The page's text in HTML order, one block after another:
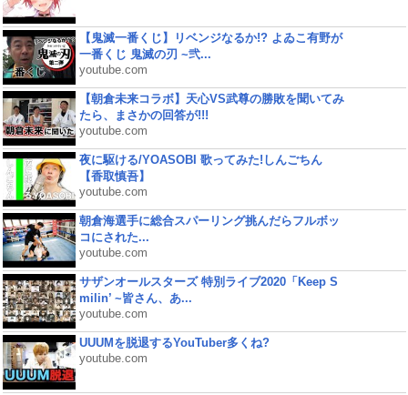
【鬼滅一番くじ】リベンジなるか!? よゐこ有野が
一番くじ 鬼滅の刃 ~弐...
youtube.com
【朝倉未来コラボ】天心VS武尊の勝敗を聞いてみ
たら、まさかの回答が!!!
youtube.com
夜に駆ける/YOASOBI 歌ってみた!しんごちん
【香取慎吾】
youtube.com
朝倉海選手に総合スパーリング挑んだらフルボッ
コにされた...
youtube.com
サザンオールスターズ 特別ライブ2020「Keep S
milin’ ~皆さん、あ...
youtube.com
UUUMを脱退するYouTuber多くね?
youtube.com